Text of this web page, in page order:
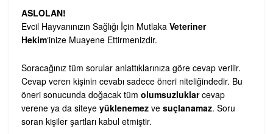
ASLOLAN!
Evcil Hayvanınızın Sağlığı İçin Mutlaka Veteriner
Hekim‘inize Muayene Ettirmenizdir.
Soracağınız tüm sorular anlattıklarınıza göre cevap verilir.
Cevap veren kişinin cevabı sadece öneri niteliğindedir. Bu
öneri sonucunda doğacak tüm olumsuzluklarcevap
verene ya da siteye yüklenemez ve suçlanamaz. Soru
soran kişiler şartları kabul etmiştir.